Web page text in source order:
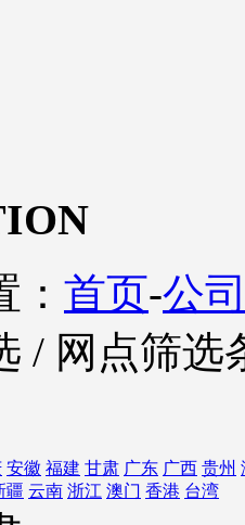
首页-公
/ 网点筛选
安徽 福建 甘肃 广东 广西 贵州
疆 云南 浙江 澳门 香港 台湾